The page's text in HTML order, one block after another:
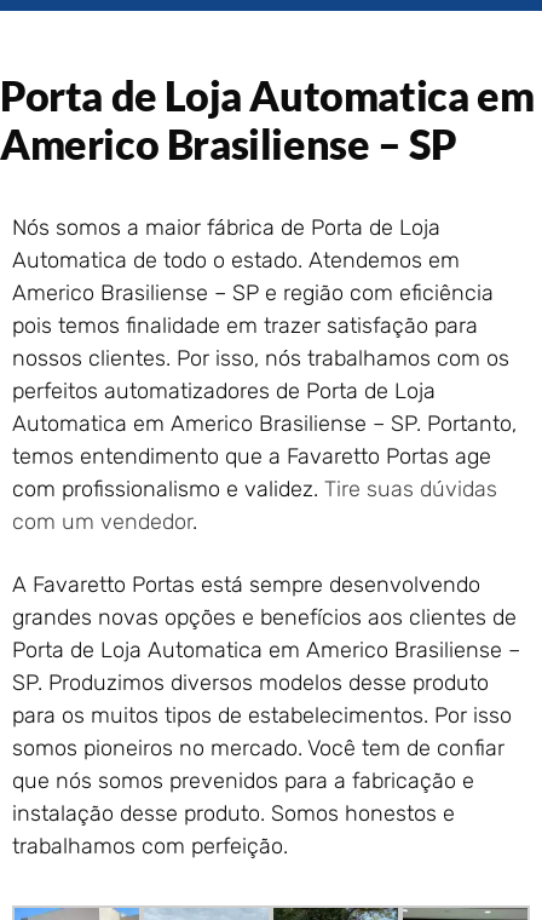
Portão de Garagem de
Portão de Garagem de
Enrolar em Queimados – RJ
Portão de Garagem de
Portão de Garagem de
Enrolar em Paraty – RJ
Portão de Garagem de
Enrolar em Nova Iguaçu – RJ
Portão de Garagem de
Enrolar em Nova Friburgo –
RJ
Porta de Loja Automatica em
Americo Brasiliense – SP
Nós somos a maior fábrica de Porta de Loja
Automatica de todo o estado. Atendemos em
Americo Brasiliense – SP e região com eficiência
pois temos finalidade em trazer satisfação para
nossos clientes. Por isso, nós trabalhamos com os
perfeitos automatizadores de Porta de Loja
Automatica em Americo Brasiliense – SP. Portanto,
temos entendimento que a Favaretto Portas age
com profissionalismo e validez. Tire suas dúvidas
com um vendedor.
A Favaretto Portas está sempre desenvolvendo
grandes novas opções e benefícios aos clientes de
Porta de Loja Automatica em Americo Brasiliense –
SP. Produzimos diversos modelos desse produto
para os muitos tipos de estabelecimentos. Por isso
somos pioneiros no mercado. Você tem de confiar
que nós somos prevenidos para a fabricação e
instalação desse produto. Somos honestos e
trabalhamos com perfeição.